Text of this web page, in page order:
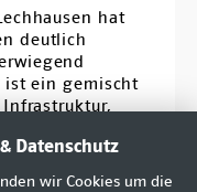
hat
deutlich
ein gemischt
zunehmendem
Datenschutz
wir Cookies um die